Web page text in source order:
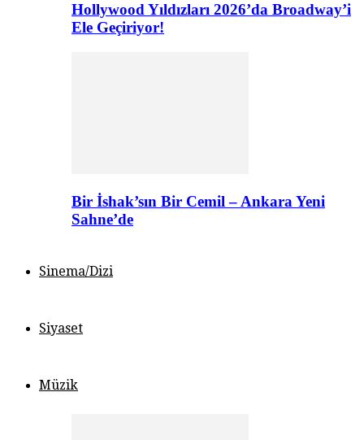
Hollywood Yıldızları 2026’da Broadway’i
Ele Geçiriyor!
Bir İshak’sın Bir Cemil – Ankara Yeni
Sahne’de
Sinema/Dizi
Siyaset
Müzik